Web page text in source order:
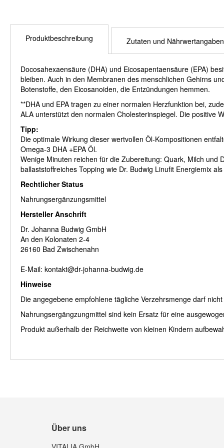
Produktbeschreibung
Docosahexaensäure (DHA) und Eicosapentaensäure (EPA)
bleiben. Auch in den Membranen des menschlichen Gehirns
Botenstoffe, den Eicosanoiden, die Entzündungen hemmen.
**DHA und EPA tragen zu einer normalen Herzfunktion bei,
ALA unterstützt den normalen Cholesterinspiegel. Die positive
Tipp:
Die optimale Wirkung dieser wertvollen Öl-Kompositionen
Omega-3 DHA +EPA Öl.
Wenige Minuten reichen für die Zubereitung: Quark, Milch und
ballaststoffreiches Topping wie Dr. Budwig Linufit Energiemix
Rechtlicher Status
Nahrungsergänzungsmittel
Hersteller Anschrift
Dr. Johanna Budwig GmbH
An den Kolonaten 2-4
26160 Bad Zwischenahn
E-Mail: kontakt@dr-johanna-budwig.de
Hinweise
Die angegebene empfohlene tägliche Verzehrsmenge darf
Nahrungsergängzungmittel sind kein Ersatz für eine
Produkt außerhalb der Reichweite von kleinen Kindern
Zutaten und Nährwertangaben
Über uns